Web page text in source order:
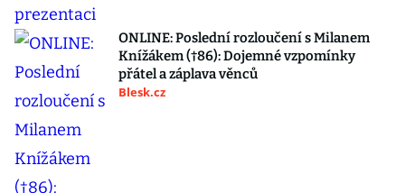
ONLINE: Poslední rozloučení s Milanem
Knížákem (†86): Dojemné vzpomínky
přátel a záplava věnců
Blesk.cz